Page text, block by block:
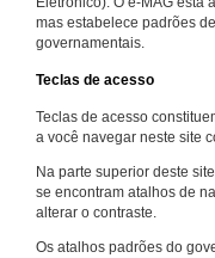
mas estabelece padrões
governamentais.
Teclas de acesso
Teclas de acesso
a você navegar neste site
Na parte superior deste
se encontram atalhos de
alterar o contraste.
Os atalhos padrões do